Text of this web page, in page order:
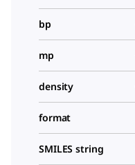
bp
mp
density
format
SMILES string